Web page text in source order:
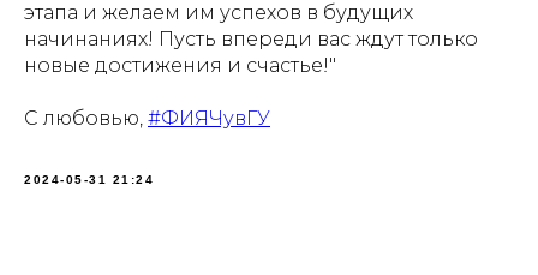
этапа и желаем им успехов в будущих
начинаниях! Пусть впереди вас ждут только
новые достижения и счастье!"
С любовью, #ФИЯЧувГУ
2024-05-31 21:24